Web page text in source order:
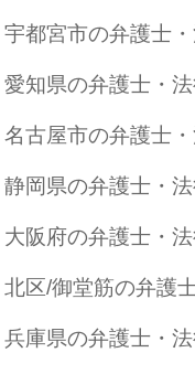
宇都宮市の弁護士
愛知県の弁護士・
名古屋市の弁護士
静岡県の弁護士・
大阪府の弁護士・
北区/御堂筋の弁護
兵庫県の弁護士・